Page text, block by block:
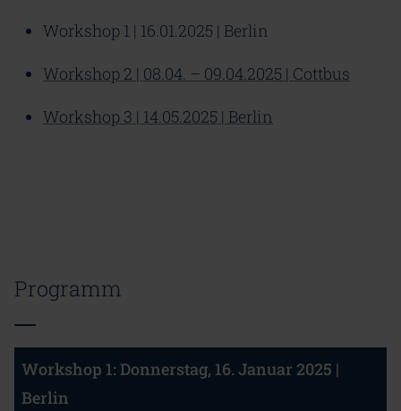
Workshop 1 | 16.01.2025 | Berlin
Workshop 2 | 08.04. – 09.04.2025 | Cottbus
Workshop 3 | 14.05.2025 | Berlin
Programm
Workshop 1: Donnerstag, 16. Januar 2025 |
Berlin